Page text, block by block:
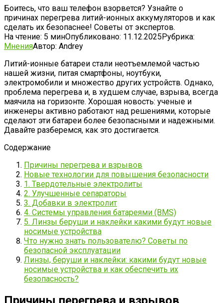
Боитесь, что ваш телефон взорвется? Узнайте о
причинах перегрева литий-ионных аккумуляторов и как
сделать их безопаснее! Советы от экспертов.
На чтение: 5 минОпубликовано: 11.12.2025Рубрика:
МненияАвтор: Andrey
Литий-ионные батареи стали неотъемлемой частью
нашей жизни, питая смартфоны, ноутбуки,
электромобили и множество других устройств. Однако,
проблема перегрева и, в худшем случае, взрыва, всегда
маячила на горизонте. Хорошая новость: ученые и
инженеры активно работают над решениями, которые
сделают эти батареи более безопасными и надежными.
Давайте разберемся, как это достигается.
Содержание
Причины перегрева и взрывов
Новые технологии для повышения безопасности
1. Твердотельные электролиты
2. Улучшенные сепараторы
3. Добавки в электролит
4. Системы управления батареями (BMS)
5. Линзы беруши и наклейки какими будут новые
носимые устройства
Что нужно знать пользователю? Советы по
безопасной эксплуатации
Линзы, беруши и наклейки: какими будут новые
носимые устройства и как обеспечить их
безопасность?